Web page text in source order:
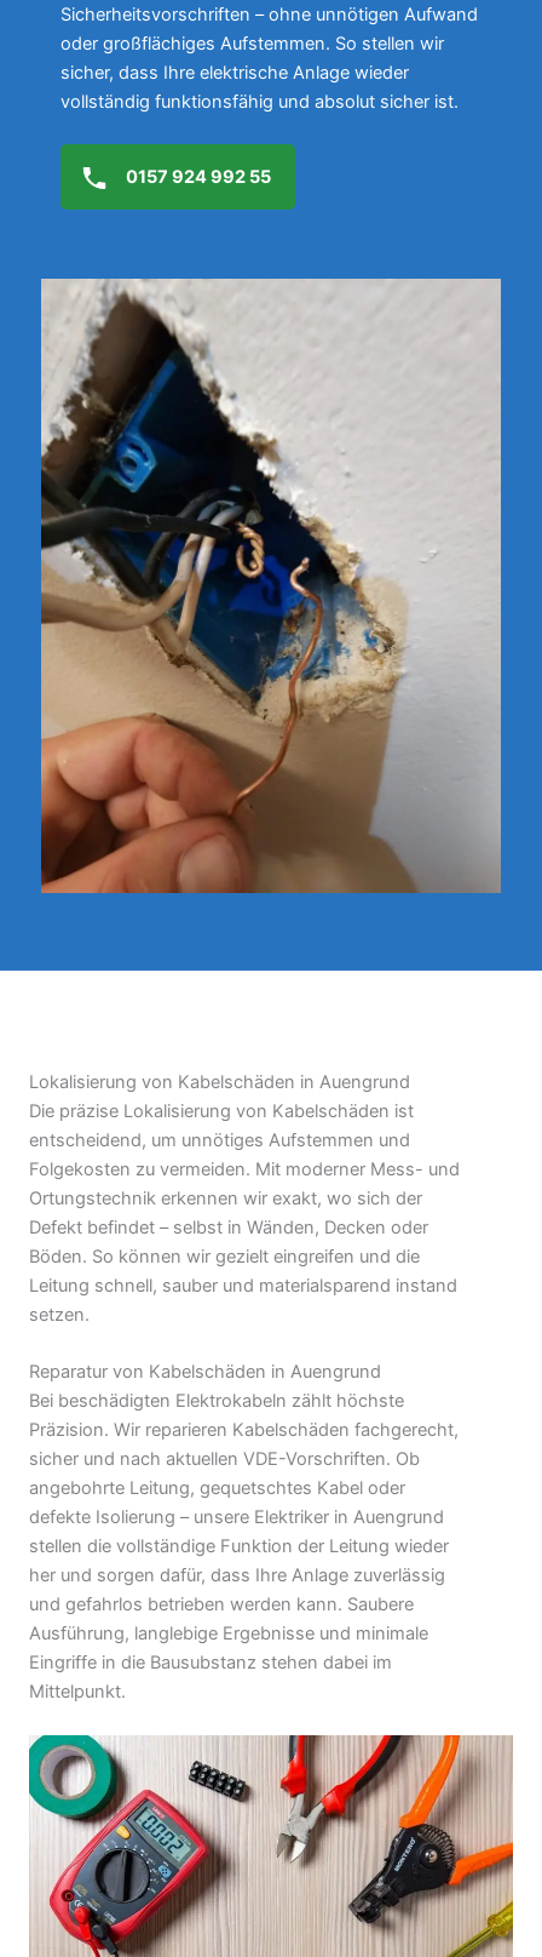
Sicherheitsvorschriften – ohne unnötigen Aufwand
oder großflächiges Aufstemmen. So stellen wir
sicher, dass Ihre elektrische Anlage wieder
vollständig funktionsfähig und absolut sicher ist.
0157 924 992 55
Lokalisierung von Kabelschäden in Auengrund
Die präzise Lokalisierung von Kabelschäden ist
entscheidend, um unnötiges Aufstemmen und
Folgekosten zu vermeiden. Mit moderner Mess- und
Ortungstechnik erkennen wir exakt, wo sich der
Defekt befindet – selbst in Wänden, Decken oder
Böden. So können wir gezielt eingreifen und die
Leitung schnell, sauber und materialsparend instand
setzen.
Reparatur von Kabelschäden in Auengrund
Bei beschädigten Elektrokabeln zählt höchste
Präzision. Wir reparieren Kabelschäden fachgerecht,
sicher und nach aktuellen VDE-Vorschriften. Ob
angebohrte Leitung, gequetschtes Kabel oder
defekte Isolierung – unsere Elektriker in Auengrund
stellen die vollständige Funktion der Leitung wieder
her und sorgen dafür, dass Ihre Anlage zuverlässig
und gefahrlos betrieben werden kann. Saubere
Ausführung, langlebige Ergebnisse und minimale
Eingriffe in die Bausubstanz stehen dabei im
Mittelpunkt.